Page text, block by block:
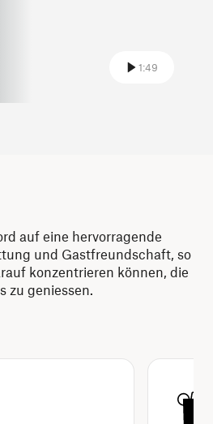
1:49
auf eine hervorragende
und Gastfreundschaft, so
konzentrieren können, die
zu geniessen.